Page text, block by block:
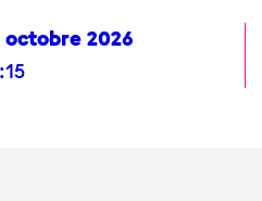
octobre 2026